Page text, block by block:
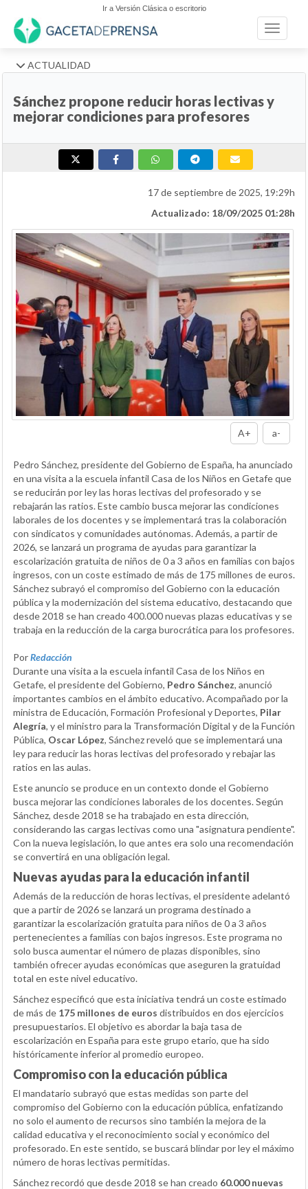
Ir a Versión Clásica o escritorio
Toggle
ACTUALIDAD
Sánchez propone reducir horas lectivas y
mejorar condiciones para profesores
17 de septiembre de 2025, 19:29h
Actualizado: 18/09/2025 01:28h
A+ a-
Pedro Sánchez, presidente del Gobierno de España, ha anunciado
en una visita a la escuela infantil Casa de los Niños en Getafe que
se reducirán por ley las horas lectivas del profesorado y se
rebajarán las ratios. Este cambio busca mejorar las condiciones
laborales de los docentes y se implementará tras la colaboración
con sindicatos y comunidades autónomas. Además, a partir de
2026, se lanzará un programa de ayudas para garantizar la
escolarización gratuita de niños de 0 a 3 años en familias con bajos
ingresos, con un coste estimado de más de 175 millones de euros.
Sánchez subrayó el compromiso del Gobierno con la educación
pública y la modernización del sistema educativo, destacando que
desde 2018 se han creado 400.000 nuevas plazas educativas y se
trabaja en la reducción de la carga burocrática para los profesores.
PorRedacción
Durante una visita a la escuela infantil Casa de los Niños en
Getafe, el presidente del Gobierno, Pedro Sánchez, anunció
importantes cambios en el ámbito educativo. Acompañado por la
ministra de Educación, Formación Profesional y Deportes, Pilar
Alegría, y el ministro para la Transformación Digital y de la Función
Pública, Oscar López, Sánchez reveló que se implementará una
ley para reducir las horas lectivas del profesorado y rebajar las
ratios en las aulas.
Este anuncio se produce en un contexto donde el Gobierno
busca mejorar las condiciones laborales de los docentes. Según
Sánchez, desde 2018 se ha trabajado en esta dirección,
considerando las cargas lectivas como una "asignatura pendiente".
Con la nueva legislación, lo que antes era solo una recomendación
se convertirá en una obligación legal.
Nuevas ayudas para la educación infantil
Además de la reducción de horas lectivas, el presidente adelantó
que a partir de 2026 se lanzará un programa destinado a
garantizar la escolarización gratuita para niños de 0 a 3 años
pertenecientes a familias con bajos ingresos. Este programa no
solo busca aumentar el número de plazas disponibles, sino
también ofrecer ayudas económicas que aseguren la gratuidad
total en este nivel educativo.
Sánchez especificó que esta iniciativa tendrá un coste estimado
de más de 175 millones de euros distribuidos en dos ejercicios
presupuestarios. El objetivo es abordar la baja tasa de
escolarización en España para este grupo etario, que ha sido
históricamente inferior al promedio europeo.
Compromiso con la educación pública
El mandatario subrayó que estas medidas son parte del
compromiso del Gobierno con la educación pública, enfatizando
no solo el aumento de recursos sino también la mejora de la
calidad educativa y el reconocimiento social y económico del
profesorado. En este sentido, se buscará blindar por ley el máximo
número de horas lectivas permitidas.
Sánchez recordó que desde 2018 se han creado 60.000 nuevas